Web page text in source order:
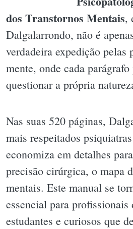
dos Transtornos Mentais,
Dalgalarrondo, não é
verdadeira expedição pelas
mente, onde cada
questionar a própria
Nas suas 520 páginas,
mais respeitados
economiza em detalhes
precisão cirúrgica, o mapa
mentais. Este manual se
essencial para profissionais
estudantes e curiosos que